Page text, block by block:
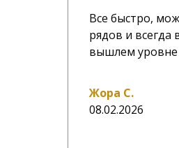
Все быстро,
рядов и всегда
вышлем уровне
Жора С.
08.02.2026